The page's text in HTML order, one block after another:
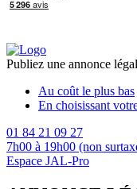
Publiez une annonce
Au coût le plus bas
En choisissant
01 84 21 09 27
7h00 à 19h00 (non
Espace JAL-Pro